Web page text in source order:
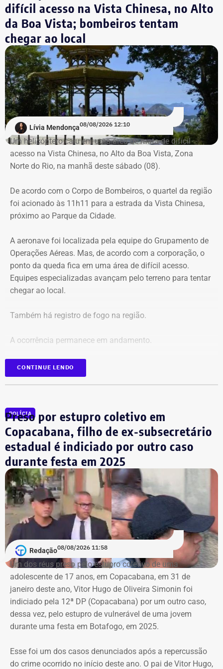
Reprodução/Divulgacand
Trecho da argumentação da prefeitura de Búzios sobre a respeito da morte
de uma criança de 2 anos — Foto: Reprodução.
criança de 2 anos — Foto: Reprodução.
O pedido de Búzios à Justiça
Em caráter urgente, antes da apresentação da defesa das
empresas, a prefeitura solicitou:
Preservação integral dos registros dos nove perfis;
Identificação de anunciantes e financiadores;
Retirada das publicações relacionadas no processo;
Suspensão temporária de contas que não fossem
Proibição de distribuição paga por contas ainda não
Multa diária de R$ 50 mil por obrigação descumprida.
A prefeitura pediu que a multa seja aplicada
separadamente de acordo com o perfil, publicação,
campanha ou conjunto de dados.
No julgamento definitivo, o município pretende obter a
remoção permanente dos conteúdos considerados
ilícitos, a desativação das contas comprovadamente
falsas ou utilizadas continuamente para ilegalidades e a
exclusão de cópias idênticas das publicações.
A ação também busca obrigar os responsáveis a publicar
correções ou retratações por pelo menos 30 dias, além de
ressarcir os custos que a prefeitura afirma ter suportado
para responder às informações questionadas.
O valor desses danos não foi calculado. O município
pede ainda indenização por dano moral coletivo, também
pretensões, atribuiu à causa o valor provisório de R$ 1
mil.
Destroços da aeronave, um Robinson 44, foram
localizados pela equipe do Grupamento de Operações
Aéreas.
Há registro de fogo na região, e militares especializados
em combate a incêndios florestais também foram
mobilizados.
Para dar apoio às buscas do Corpo de Bombeiros, o
ICMBio informou que um pequeno e restrito trecho da
Estrada da Vista Chinesa, em frente ao pagode chinês da
Vista Chinesa, foi interditado. A Vista Chinesa fica dentro
do Parque Nacional da Tijuca
difícil acesso na Vista Chinesa, no Alto
da Boa Vista; bombeiros tentam
chegar ao local
Lívia Mendonça08/08/2026 12:10
Um helicóptero caiu em uma área de mata de difícil
acesso na Vista Chinesa, no Alto da Boa Vista, Zona
Norte do Rio, na manhã deste sábado (08).
De acordo com o Corpo de Bombeiros, o quartel da região
foi acionado às 11h11 para a estrada da Vista Chinesa,
próximo ao Parque da Cidade.
A aeronave foi localizada pela equipe do Grupamento de
Operações Aéreas. Mas, de acordo com a corporação, o
ponto da queda fica em uma área de difícil acesso.
Equipes especializadas avançam pelo terreno para tentar
chegar ao local.
Também há registro de fogo na região.
A ocorrência permanece em andamento.
*Em atualização
CONTINUE LENDO
POLÍCIA
Preso por estupro coletivo em
Copacabana, filho de ex-subsecretário
estadual é indiciado por outro caso
durante festa em 2025
Redação08/08/2026 11:58
Um dos réus preso pelo estupro coletivo de uma
adolescente de 17 anos, em Copacabana, em 31 de
janeiro deste ano, Vitor Hugo de Oliveira Simonin foi
indiciado pela 12ª DP (Copacabana) por um outro caso,
dessa vez, pelo estupro de vulnerável de uma jovem
durante uma festa em Botafogo, em 2025.
Esse foi um dos casos denunciados após a repercussão
do crime ocorrido no início deste ano. O pai de Vitor Hugo,